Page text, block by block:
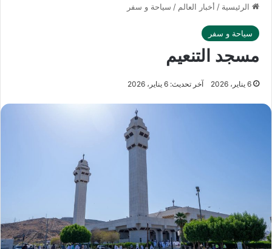
الرئيسية / أخبار العالم / سياحة و سفر
سياحة و سفر
مسجد التنعيم
6 يناير، 2026 آخر تحديث: 6 يناير، 2026